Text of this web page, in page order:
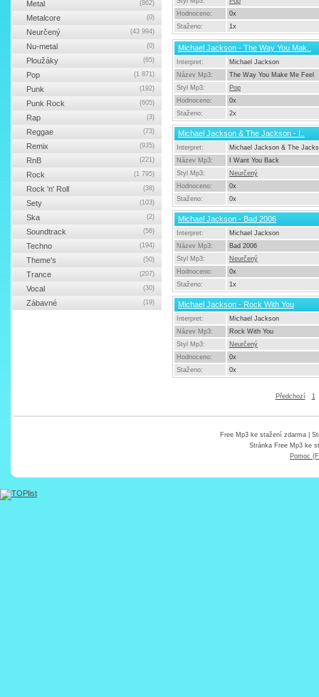
Hodnoceno:
0x
Staženo:
1x
Michael Jackson - The Way You Mak..
Interpret:
Michael Jackson
Název Mp3:
The Way You Make Me Feel
Styl Mp3:
Pop
Hodnoceno:
0x
Staženo:
2x
Michael Jackson & The Jackson - I..
Interpret:
Michael Jackson & The
Název Mp3:
I Want You Back
Styl Mp3:
Neurčený
Hodnoceno:
0x
Staženo:
0x
Michael Jackson - Bad 2006
Interpret:
Michael Jackson
Název Mp3:
Bad 2006
Styl Mp3:
Neurčený
Hodnoceno:
0x
Staženo:
1x
Michael Jackson - Rock With You
Interpret:
Michael Jackson
Název Mp3:
Rock With You
Styl Mp3:
Neurčený
Hodnoceno:
0x
Staženo:
0x
Předchozí 1
Metal (862)
Metalcore (0)
Neurčený (43 994)
Nu-metal (0)
Ploužáky (65)
Pop (1 871)
Punk (192)
Punk Rock (605)
Rap (3)
Reggae (73)
Remix (935)
RnB (221)
Rock (1 795)
Rock 'n' Roll (38)
Sety (103)
Ska (2)
Soundtrack (56)
Techno (194)
Theme's (50)
Trance (207)
Vocal (30)
Zábavné (19)
Free Mp3 ke stažení zdarma|
Stránka Free Mp3 ke
Pomoc